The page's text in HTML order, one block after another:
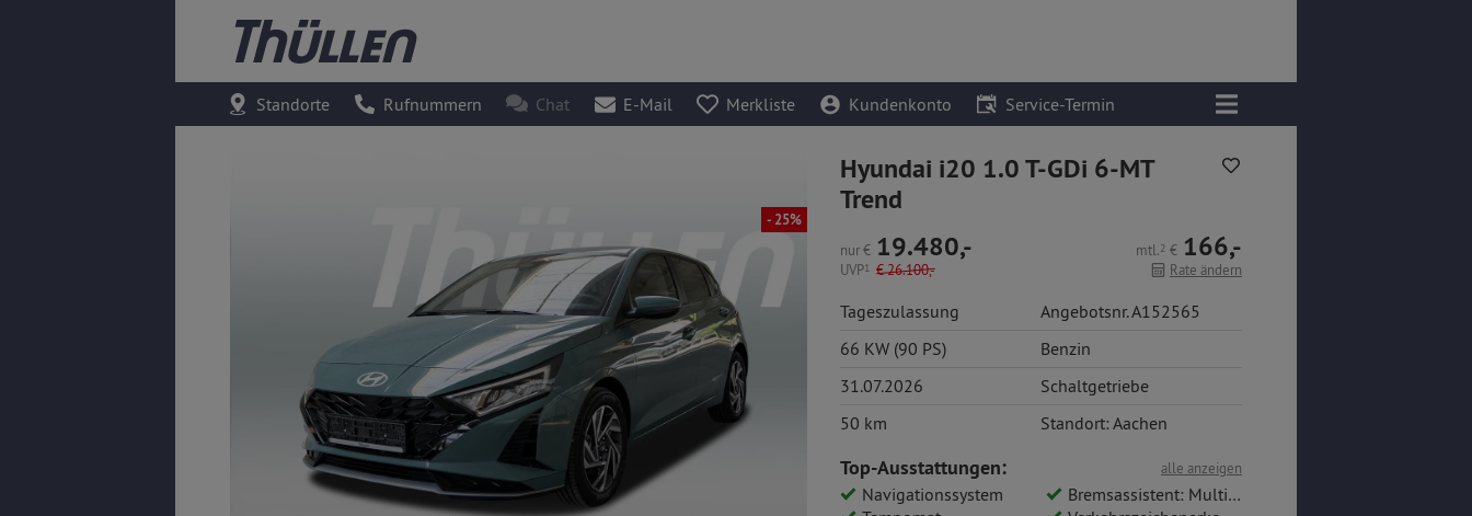
Standorte Rufnummern Chat E-Mail Merkliste Kundenkonto Service-Termin
- 25%
Hyundai i20 1.0 T-GDi 6-MT
Trend
nur € 19.480,-
UVP1 €26.100,-
mtl.2 € 166,-
Rate ändern
Tageszulassung
Angebotsnr. A152565
66 KW (90 PS)
Benzin
31.07.2026
Schaltgetriebe
50 km
Standort: Aachen
alle anzeigen
Top-Ausstattungen:
Navigationssystem
Bremsassistent: Multikollisionsbremse